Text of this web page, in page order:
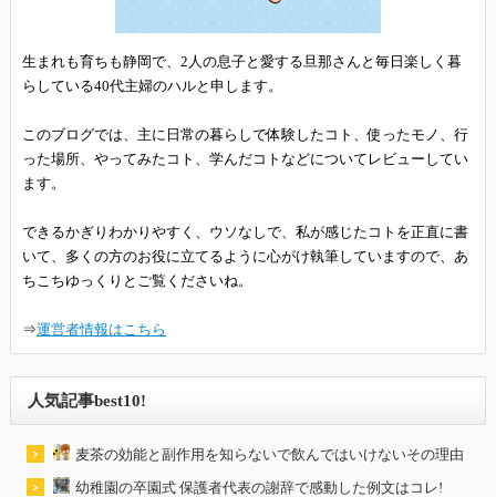
生まれも育ちも静岡で、2人の息子と愛する旦那さんと毎日楽しく暮
らしている40代主婦のハルと申します。
このブログでは、主に日常の暮らしで体験したコト、使ったモノ、行
った場所、やってみたコト、学んだコトなどについてレビューしてい
ます。
できるかぎりわかりやすく、ウソなしで、私が感じたコトを正直に書
いて、多くの方のお役に立てるように心がけ執筆していますので、あ
ちこちゆっくりとご覧くださいね。
⇒運営者情報はこちら
人気記事best10!
麦茶の効能と副作用を知らないで飲んではいけないその理由
幼稚園の卒園式 保護者代表の謝辞で感動した例文はコレ!